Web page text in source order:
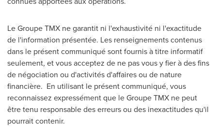
Le Groupe TMX ne garantit ni l'exhaustivité ni l'exactitude
de l'information présentée. Les renseignements contenus
dans le présent communiqué sontfournisà titre informatif
seulement, et vous acceptez de ne pas vous y fier à des fins
de négociation ou d'activités d'affaires ou de nature
financière. En utilisant le présent communiqué, vous
reconnaissez expressément que le Groupe TMX ne peut
être tenu responsable des erreurs ou des inexactitudes qu'il
pourrait contenir.